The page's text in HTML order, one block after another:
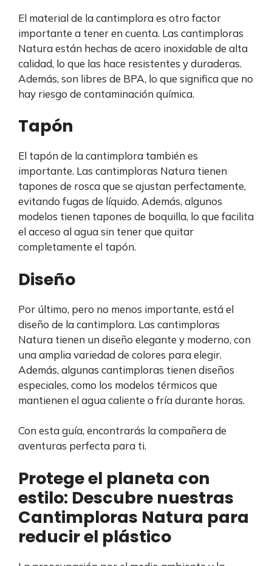
El material de la cantimplora es otro factor
importante a tener en cuenta. Las cantimploras
Natura están hechas de acero inoxidable de alta
calidad, lo que las hace resistentes y duraderas.
Además, son libres de BPA, lo que significa que no
hay riesgo de contaminación química.
Tapón
El tapón de la cantimplora también es
importante. Las cantimploras Natura tienen
tapones de rosca que se ajustan perfectamente,
evitando fugas de líquido. Además, algunos
modelos tienen tapones de boquilla, lo que facilita
el acceso al agua sin tener que quitar
completamente el tapón.
Diseño
Por último, pero no menos importante, está el
diseño de la cantimplora. Las cantimploras
Natura tienen un diseño elegante y moderno, con
una amplia variedad de colores para elegir.
Además, algunas cantimploras tienen diseños
especiales, como los modelos térmicos que
mantienen el agua caliente o fría durante horas.
Con esta guía, encontrarás la compañera de
aventuras perfecta para ti.
Protege el planeta con
estilo: Descubre nuestras
Cantimploras Natura para
reducir el plástico